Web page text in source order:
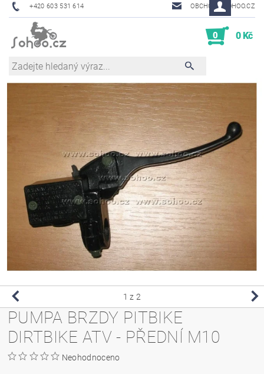
+420 603 531 614 OBCHOD@SOHOO.CZ
0 0 Kč
1 z 2
PUMPA BRZDY PITBIKE
DIRTBIKE ATV - PŘEDNÍ M10
Neohodnoceno